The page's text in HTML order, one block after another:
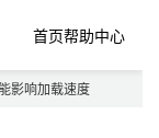
首页帮助中心
影响加载速度